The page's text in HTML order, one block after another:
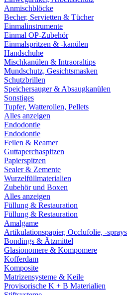
Anmischblöcke
Becher, Servietten & Tücher
Einmalinstrumente
Einmal OP-Zubehör
Einmalspritzen & -kanülen
Handschuhe
Mischkanülen & Intraoraltips
Mundschutz, Gesichtsmasken
Schutzbrillen
Speichersauger & Absaugkanülen
Sonstiges
Tupfer, Watterollen, Pellets
Alles anzeigen
Endodontie
Endodontie
Feilen & Reamer
Guttaperchaspitzen
Papierspitzen
Sealer & Zemente
Wurzelfüllmaterialien
Zubehör und Boxen
Alles anzeigen
Füllung & Restauration
Füllung & Restauration
Amalgame
Artikulationspapier, Occlufolie, -sprays
Bondings & Ätzmittel
Glasionomere & Kompomere
Kofferdam
Komposite
Matrizensysteme & Keile
Provisorische K + B Materialien